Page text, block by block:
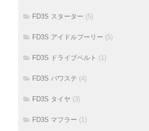
FD3S スターター (5)
FD3S アイドルプーリー (5)
FD3S ドライブベルト (1)
FD3S パワステ (4)
FD3S タイヤ (3)
FD3S マフラー (1)